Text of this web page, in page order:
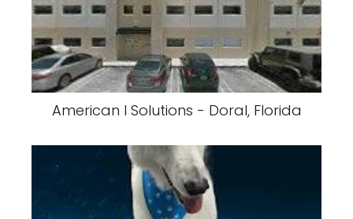
American I Solutions - Doral, Florida